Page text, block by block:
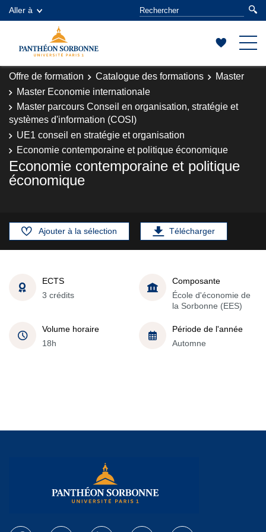
Aller à
Offre de formation Catalogue des formations
Master
Master Economie internationale
Master parcours Conseil en organisation, stratégie et
systèmes d'information (COSI)
UE1 conseil en stratégie et organisation
Economie contemporaine et politique économique
Economie contemporaine et politique
économique
Ajouter à la sélection Télécharger
ECTS
3 crédits
Composante
École d'économie de
la Sorbonne (EES)
Volume horaire
18h
Période de l'année
Automne